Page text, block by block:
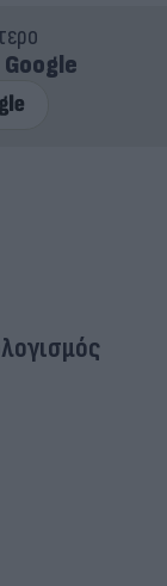
Google